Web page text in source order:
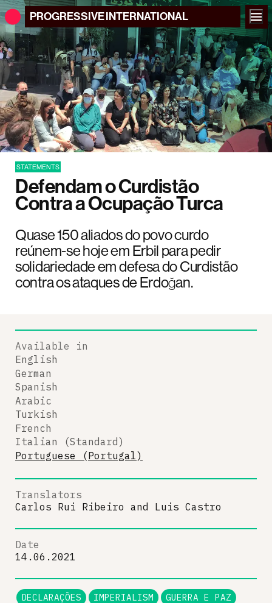
PROGRESSIVEINTERNATIONAL
STATEMENTS
Defendam o Curdistão
Contra a Ocupação Turca
Quase 150 aliados do povo curdo
reúnem-se hoje em Erbil para pedir
solidariedade em defesa do Curdistão
contra os ataques de Erdoğan.
Available in
English
German
Spanish
Arabic
Turkish
French
Italian (Standard)
Portuguese (Portugal)
Translators
Carlos Rui Ribeiro and Luis Castro
Date
14.06.2021
DECLARAÇÕES IMPERIALISM GUERRA E PAZ